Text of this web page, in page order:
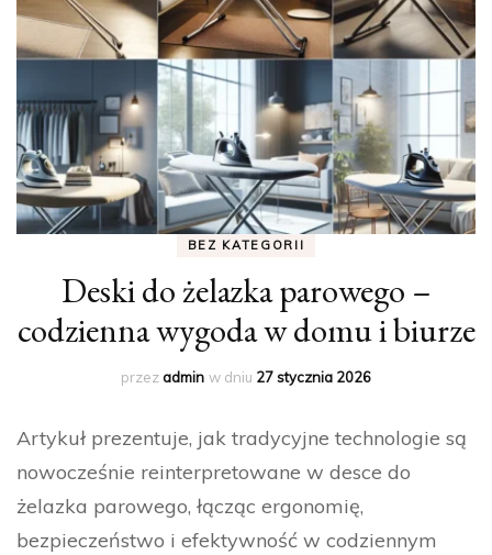
BEZ KATEGORII
Deski do żelazka parowego –
codzienna wygoda w domu i biurze
przezadmin w dniu 27 stycznia 2026
Artykuł prezentuje, jak tradycyjne technologie są
nowocześnie reinterpretowane w desce do
żelazka parowego, łącząc ergonomię,
bezpieczeństwo i efektywność w codziennym